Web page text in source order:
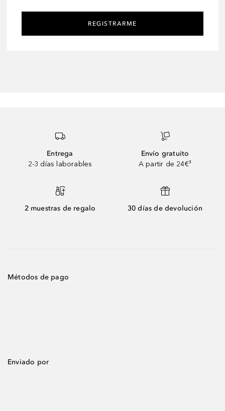
REGISTRARME
Entrega
2-3 días laborables
Envío gratuito
A partir de 24€³
2 muestras de regalo 30 días de devolución
Métodos de pago
Enviado por